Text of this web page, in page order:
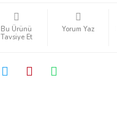
Bu Ürünü
Tavsiye Et
Yorum Yaz